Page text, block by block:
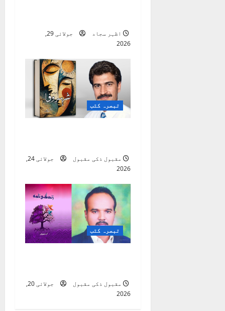
i
o
اظہر سجاد
جولائی 29,
2026
تبصرہ کتب
مقبول ذکی مقبول
جولائی 24,
2026
تبصرہ کتب
مقبول ذکی مقبول
جولائی 20,
2026